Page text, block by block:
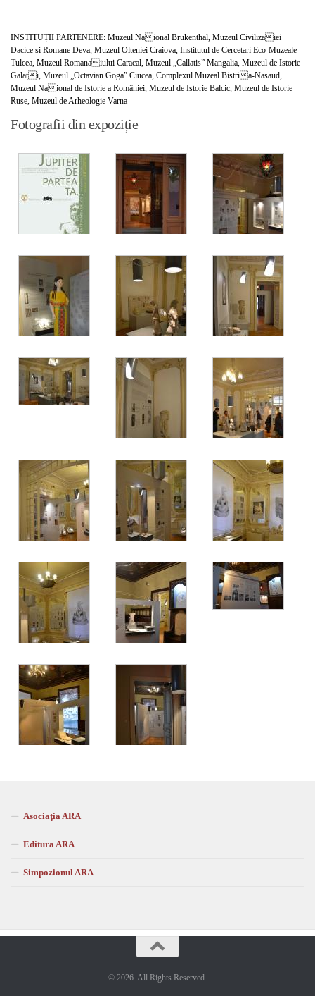
INSTITUȚII PARTENERE: Muzeul Naional Brukenthal, Muzeul Civilizaiei
Dacice si Romane Deva, Muzeul Olteniei Craiova, Institutul de Cercetari Eco-Muzeale
Tulcea, Muzeul Romanaiului Caracal, Muzeul „Callatis” Mangalia, Muzeul de Istorie
Galați, Muzeul „Octavian Goga” Ciucea, Complexul Muzeal Bistria-Nasaud,
Muzeul Naional de Istorie a României, Muzeul de Istorie Balcic, Muzeul de Istorie
Ruse, Muzeul de Arheologie Varna
Fotografii din expoziție
Afișul expoziției
Asociaţia ARA
Editura ARA
Simpozionul ARA
© 2026. All Rights Reserved.